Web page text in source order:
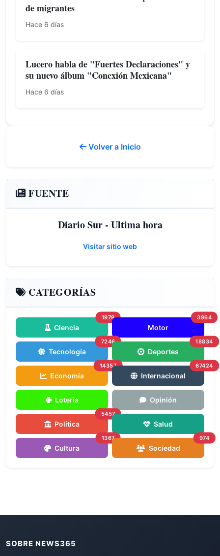
de migrantes
Hace 6 días
Lucero habla de "Fuertes Declaraciones" y
su nuevo álbum "Conexión Mexicana"
Hace 6 días
Volver a Inicio
FUENTE
Diario Sur - Ultima hora
Visitar sitio web
CATEGORÍAS
Ciencia
1979
Motor
3964
Tecnología
7246
Deportes
18834
Economía
14357
Internacional
67424
Loteria Opinión
Política
5457
Salud
Cultura
1367
Sociedad
974
SOBRE NEWS365